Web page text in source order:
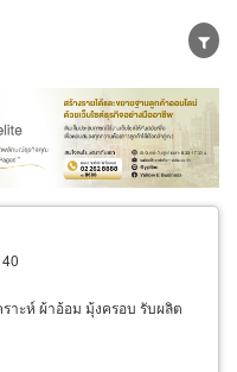
ตัวแทนจัดจำหน่าย
ราะห์ ผ้าอ้อม มุ้งครอบ รับผลิต